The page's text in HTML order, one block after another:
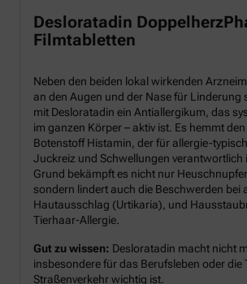
Desloratadin
Filmtabletten
Neben den beiden lokal wirkenden
an den Augen und der Nase für Linderung
mit Desloratadin ein Antiallergikum, das
im ganzen Körper – aktiv ist. Es hemmt
Botenstoff Histamin, der für allergie-
Juckreiz und Schwellungen verantwortlich
Grund bekämpft es nicht nur
sondern lindert auch die Beschwerden bei
Hautausschlag (Urtikaria), und
Tierhaar-Allergie.
Gut zu wissen: Desloratadin macht nicht
insbesondere für das Berufsleben oder die
Straßenverkehr wichtig ist.